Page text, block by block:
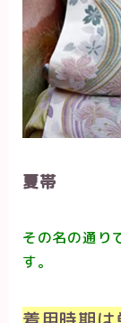
夏帯
その名の通り
す。